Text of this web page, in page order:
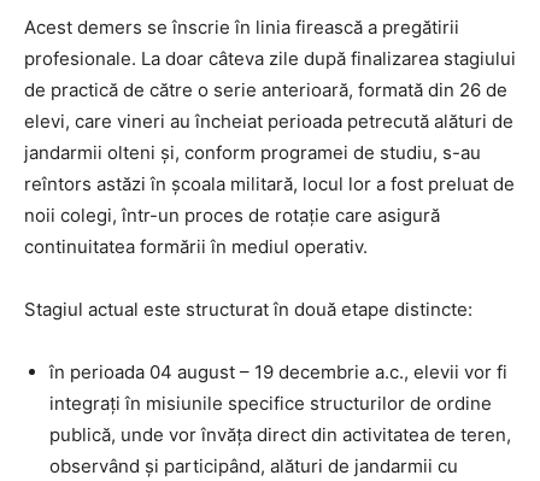
Acest demers se înscrie în linia firească a pregătirii
profesionale. La doar câteva zile după finalizarea stagiului
de practică de către o serie anterioară, formată din 26 de
elevi, care vineri au încheiat perioada petrecută alături de
jandarmii olteni și, conform programei de studiu, s-au
reîntors astăzi în școala militară, locul lor a fost preluat de
noii colegi, într-un proces de rotație care asigură
continuitatea formării în mediul operativ.
Stagiul actual este structurat în două etape distincte:
în perioada 04 august – 19 decembrie a.c., elevii vor fi
integrați în misiunile specifice structurilor de ordine
publică, unde vor învăța direct din activitatea de teren,
observând și participând, alături de jandarmii cu